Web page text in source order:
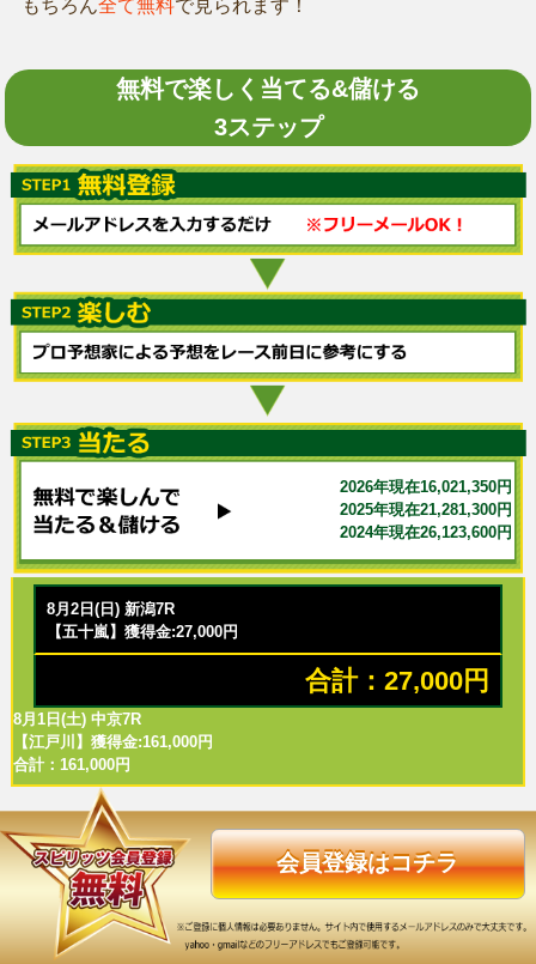
もちろん全て無料で見られます！
無料で楽しく当てる&儲ける
3ステップ
2026年現在16,021,350円
2025年現在21,281,300円
2024年現在26,123,600円
8月2日(日) 新潟7R
【五十嵐】獲得金:27,000円
合計：27,000円
8月1日(土) 中京7R
【江戸川】獲得金:161,000円
合計：161,000円
会員登録はコチラ